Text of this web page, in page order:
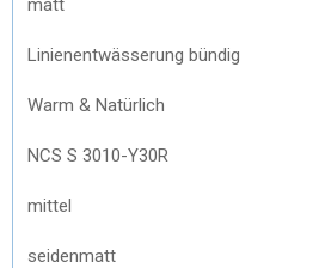
Linienentwässerung bündig
Warm & Natürlich
NCS S 3010-Y30R
mittel
seidenmatt